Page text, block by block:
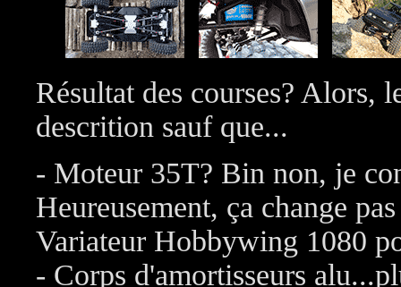
Résultat des courses? Alors,
descrition sauf que...
- Moteur 35T? Bin non, je
Heureusement, ça change
Variateur Hobbywing 1080
- Corps d'amortisseurs